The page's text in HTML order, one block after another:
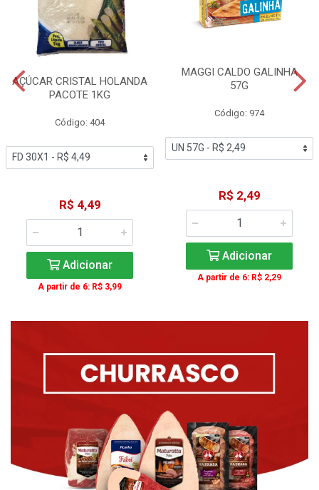
AÇÚCAR CRISTAL HOLANDA
PACOTE 1KG
Código: 404
R$ 4,49
Adicionar
A partir de 6: R$ 3,99
MAGGI CALDO GALINHA
57G
Código: 974
R$ 2,49
Adicionar
A partir de 6: R$ 2,29